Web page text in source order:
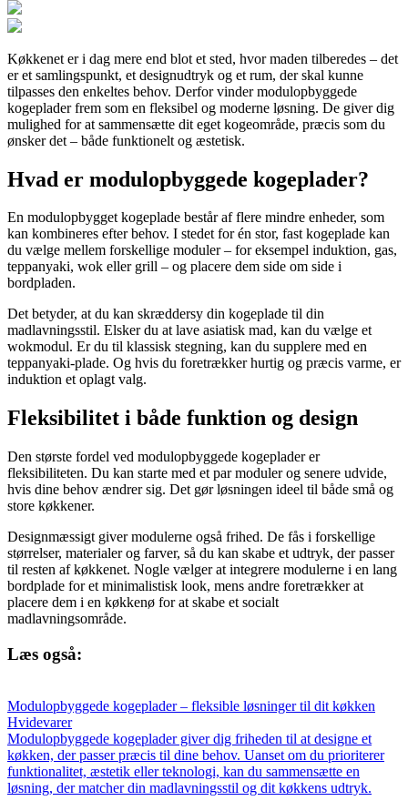
Køkkenet er i dag mere end blot et sted, hvor maden tilberedes – det
er et samlingspunkt, et designudtryk og et rum, der skal kunne
tilpasses den enkeltes behov. Derfor vinder modulopbyggede
kogeplader frem som en fleksibel og moderne løsning. De giver dig
mulighed for at sammensætte dit eget kogeområde, præcis som du
ønsker det – både funktionelt og æstetisk.
Hvad er modulopbyggede kogeplader?
En modulopbygget kogeplade består af flere mindre enheder, som
kan kombineres efter behov. I stedet for én stor, fast kogeplade kan
du vælge mellem forskellige moduler – for eksempel induktion, gas,
teppanyaki, wok eller grill – og placere dem side om side i
bordpladen.
Det betyder, at du kan skræddersy din kogeplade til din
madlavningsstil. Elsker du at lave asiatisk mad, kan du vælge et
wokmodul. Er du til klassisk stegning, kan du supplere med en
teppanyaki-plade. Og hvis du foretrækker hurtig og præcis varme, er
induktion et oplagt valg.
Fleksibilitet i både funktion og design
Den største fordel ved modulopbyggede kogeplader er
fleksibiliteten. Du kan starte med et par moduler og senere udvide,
hvis dine behov ændrer sig. Det gør løsningen ideel til både små og
store køkkener.
Designmæssigt giver modulerne også frihed. De fås i forskellige
størrelser, materialer og farver, så du kan skabe et udtryk, der passer
til resten af køkkenet. Nogle vælger at integrere modulerne i en lang
bordplade for et minimalistisk look, mens andre foretrækker at
placere dem i en køkkenø for at skabe et socialt
madlavningsområde.
Læs også:
Modulopbyggede kogeplader – fleksible løsninger til dit køkken
Hvidevarer
Modulopbyggede kogeplader giver dig friheden til at designe et
køkken, der passer præcis til dine behov. Uanset om du prioriterer
funktionalitet, æstetik eller teknologi, kan du sammensætte en
løsning, der matcher din madlavningsstil og dit køkkens udtryk.